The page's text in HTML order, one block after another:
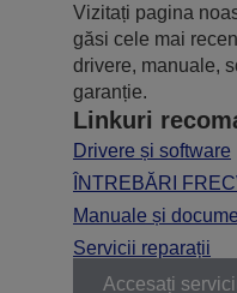
Vizitați pagina
găsi cele mai
drivere, manuale,
garanție.
Linkuri
Drivere și software
ÎNTREBĂRI
Manuale și
Servicii reparații
Accesați